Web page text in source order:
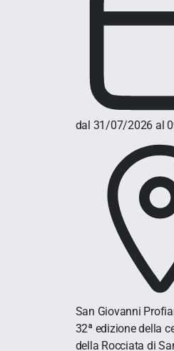
dal 31/07/2026 al
San Giovanni
32ª edizione della
della Rocciata di